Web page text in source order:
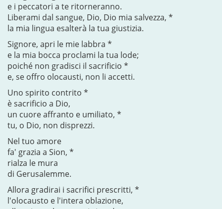
e i peccatori a te ritorneranno.
Liberami dal sangue, Dio, Dio mia salvezza, *
la mia lingua esalterà la tua giustizia.
Signore, apri le mie labbra *
e la mia bocca proclami la tua lode;
poiché non gradisci il sacrificio *
e, se offro olocausti, non li accetti.
Uno spirito contrito *
è sacrificio a Dio,
un cuore affranto e umiliato, *
tu, o Dio, non disprezzi.
Nel tuo amore
fa' grazia a Sion, *
rialza le mura
di Gerusalemme.
Allora gradirai i sacrifici prescritti, *
l'olocausto e l'intera oblazione,